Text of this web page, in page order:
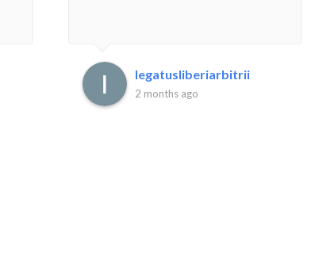
legatusliberiarbitrii
2 months ago